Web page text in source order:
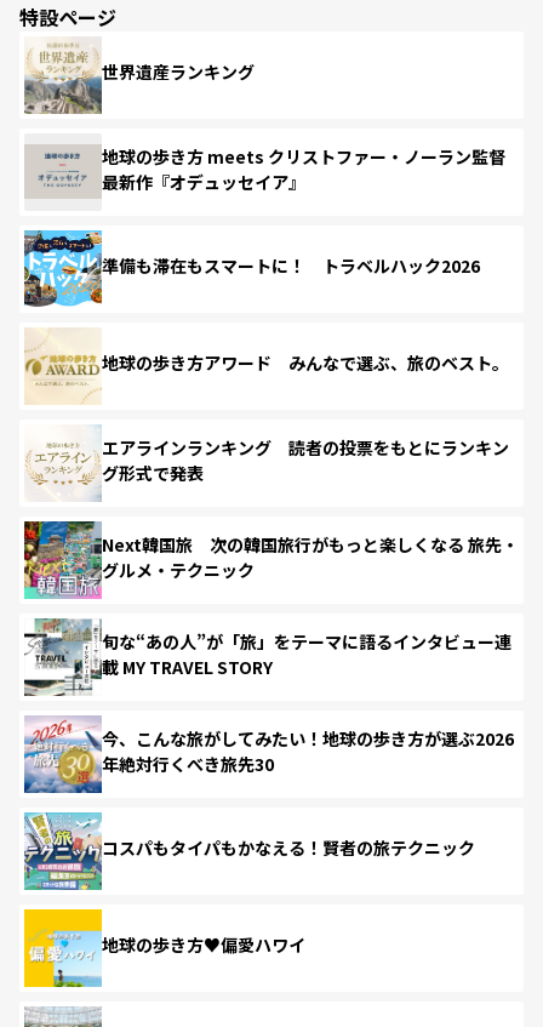
特設ページ
世界遺産ランキング
地球の歩き方 meets クリストファー・ノーラン監督
最新作『オデュッセイア』
準備も滞在もスマートに！ トラベルハック2026
地球の歩き方アワード みんなで選ぶ、旅のベスト。
エアラインランキング 読者の投票をもとにランキン
グ形式で発表
Next韓国旅 次の韓国旅行がもっと楽しくなる 旅先・
グルメ・テクニック
旬な“あの人”が「旅」をテーマに語るインタビュー連
載 MY TRAVEL STORY
今、こんな旅がしてみたい！地球の歩き方が選ぶ2026
年絶対行くべき旅先30
コスパもタイパもかなえる！賢者の旅テクニック
地球の歩き方♥偏愛ハワイ